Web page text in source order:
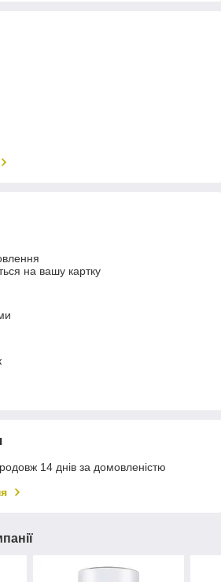
на вашу картку
14 днів за домовленістю